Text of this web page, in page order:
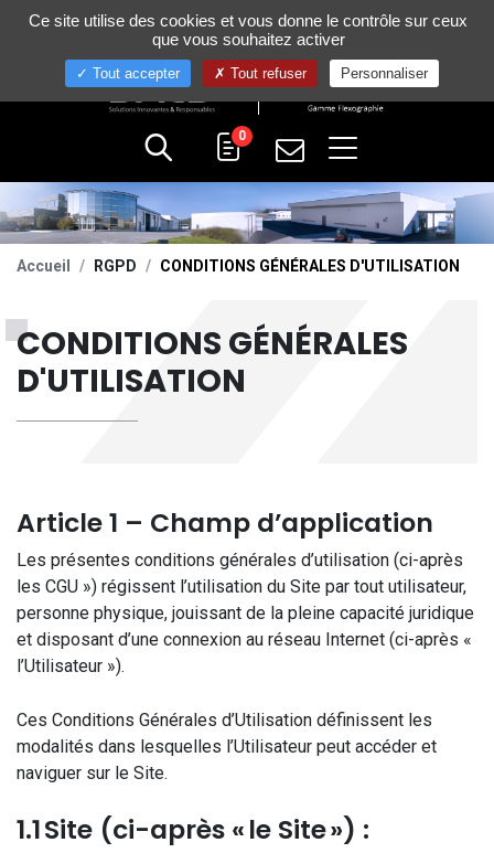
+33 (0)4 75 58 80 10
0
Accueil RGPD CONDITIONS GÉNÉRALES D'UTILISATION
CONDITIONS GÉNÉRALES
D'UTILISATION
Article 1 – Champ d’application
Les présentes conditions générales d’utilisation (ci-après
les CGU ») régissent l’utilisation du Site par tout utilisateur,
personne physique, jouissant de la pleine capacité juridique
et disposant d’une connexion au réseau Internet (ci-après «
l’Utilisateur »).
Ces Conditions Générales d’Utilisation définissent les
modalités dans lesquelles l’Utilisateur peut accéder et
naviguer sur le Site.
1.1 Site (ci-après « le Site ») :
Gestion de vos préférences sur les cookies
Ce site utilise des cookies et vous donne le contrôle sur ceux
que vous souhaitez activer
Tout accepter Tout refuser Personnaliser